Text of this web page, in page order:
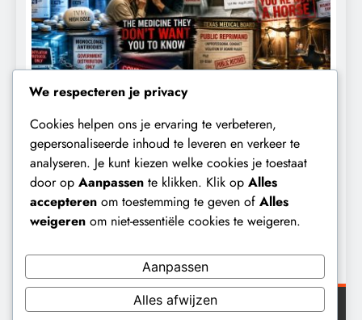
CENSUUR CONTROLE
De medicatie die volgens sommige
kankerpatiënten verborgen blijft voor
hun eigen arts.
We respecteren je privacy
Cookies helpen ons je ervaring te verbeteren,
gepersonaliseerde inhoud te leveren en verkeer te
analyseren. Je kunt kiezen welke cookies je toestaat
door op Aanpassen te klikken. Klik op Alles
accepteren om toestemming te geven of Alles
weigeren om niet-essentiële cookies te weigeren.
Aanpassen
Alles afwijzen